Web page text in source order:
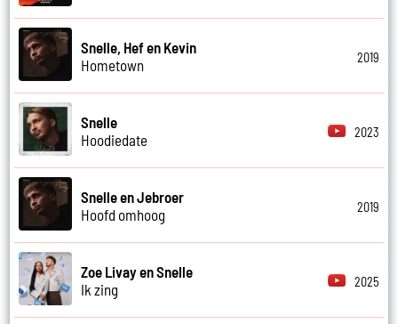
Snelle, Hef en Kevin
Hometown
2019
Snelle
Hoodiedate
2023
Snelle en Jebroer
Hoofd omhoog
2019
Zoe Livay en Snelle
Ik zing
2025